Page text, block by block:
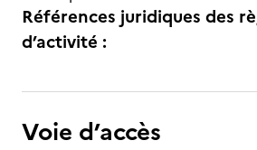
Références juridiques des
d’activité :
Voie d’accès